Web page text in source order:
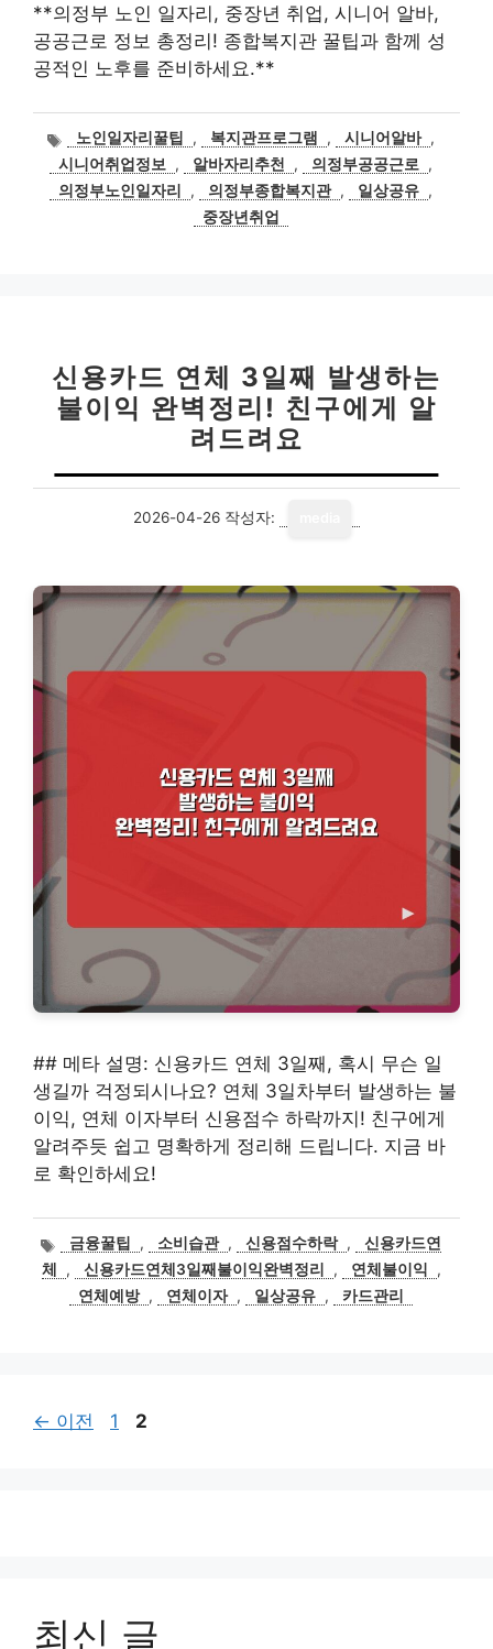
**의정부 노인 일자리, 중장년 취업, 시니어 알바,
공공근로 정보 총정리! 종합복지관 꿀팁과 함께 성
공적인 노후를 준비하세요.**
태
그
노인일자리꿀팁 , 복지관프로그램 , 시니어알바 ,
시니어취업정보
, 알바자리추천 , 의정부공공근로
,
의정부노인일자리
, 의정부종합복지관 , 일상공유 ,
중장년취업
신용카드 연체 3일째 발생하는
불이익 완벽정리! 친구에게 알
려드려요
2026-04-26 작성자:
## 메타 설명: 신용카드 연체 3일째, 혹시 무슨 일
생길까 걱정되시나요? 연체 3일차부터 발생하는 불
이익, 연체 이자부터 신용점수 하락까지! 친구에게
알려주듯 쉽고 명확하게 정리해 드립니다. 지금 바
로 확인하세요!
태금융꿀팁 , 소비습관 , 신용점수하락 ,
신용카드연
체
, 신용카드연체3일째불이익완벽정리 , 연체불이익
,
연체예방 , 연체이자 , 일상공유 , 카드관리
← 이전
페
1
페
2
최신 글